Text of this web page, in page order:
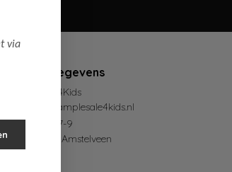
Contactgegevens
SampleSale4Kids
mail@samplesale4kids.nl
Zetterij 7-9
1185 ZZ Amstelveen
via